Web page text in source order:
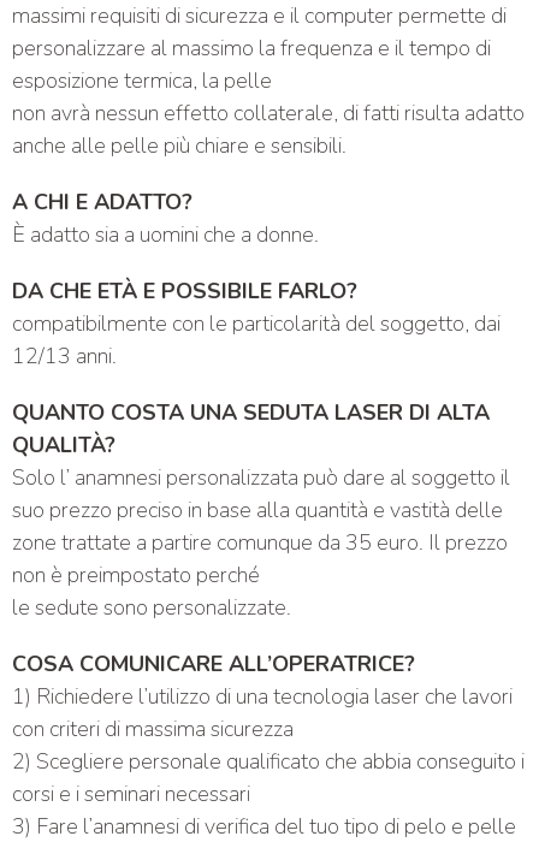
massimi requisiti di sicurezza e il computer permette di
personalizzare al massimo la frequenza e il tempo di
esposizione termica, la pelle
non avrà nessun effetto collaterale, di fatti risulta adatto
anche alle pelle più chiare e sensibili.
A CHI E ADATTO?
È adatto sia a uomini che a donne.
DA CHE ETÀ E POSSIBILE FARLO?
compatibilmente con le particolarità del soggetto, dai
12/13 anni.
QUANTO COSTA UNA SEDUTA LASER DI ALTA
QUALITÀ?
Solo l’ anamnesi personalizzata può dare al soggetto il
suo prezzo preciso in base alla quantità e vastità delle
zone trattate a partire comunque da 35 euro. Il prezzo
non è preimpostato perché
le sedute sono personalizzate.
COSA COMUNICARE ALL’OPERATRICE?
1) Richiedere l’utilizzo di una tecnologia laser che lavori
con criteri di massima sicurezza
2) Scegliere personale qualificato che abbia conseguito i
corsi e i seminari necessari
3) Fare l’anamnesi di verifica del tuo tipo di pelo e pelle